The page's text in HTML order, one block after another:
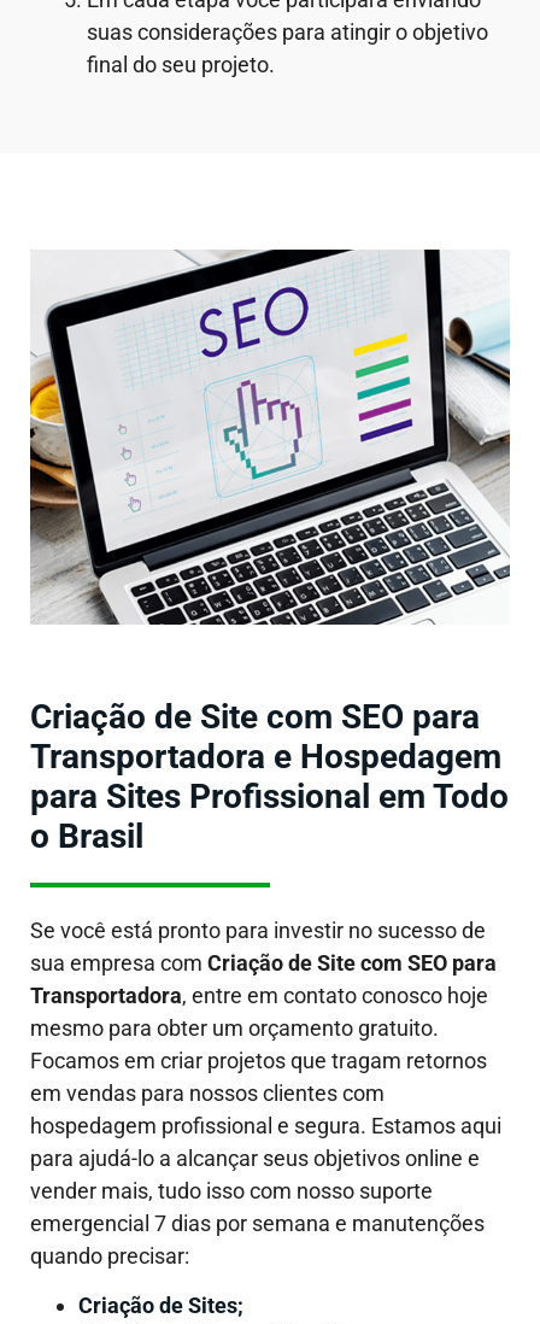
suas considerações para atingir o objetivo
final do seu projeto.
Criação de Site com SEO para
Transportadora e Hospedagem
para Sites Profissional em Todo
o Brasil
Se você está pronto para investir no sucesso de
sua empresa com Criação de Site com SEO para
Transportadora, entre em contato conosco hoje
mesmo para obter um orçamento gratuito.
Focamos em criar projetos que tragam retornos
em vendas para nossos clientes com
hospedagem profissional e segura. Estamos aqui
para ajudá-lo a alcançar seus objetivos online e
vender mais, tudo isso com nosso suporte
emergencial 7 dias por semana e manutenções
quando precisar:
Criação de Sites;